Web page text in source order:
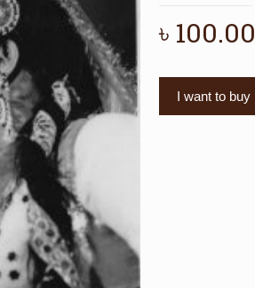
৳ 100.00
I want to buy